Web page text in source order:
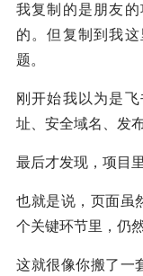
我复制的是朋友
的。但复制到我
题。
刚开始我以为是
址、安全域名、发
最后才发现，项目
也就是说，页面虽
个关键环节里，仍
这就很像你搬了一